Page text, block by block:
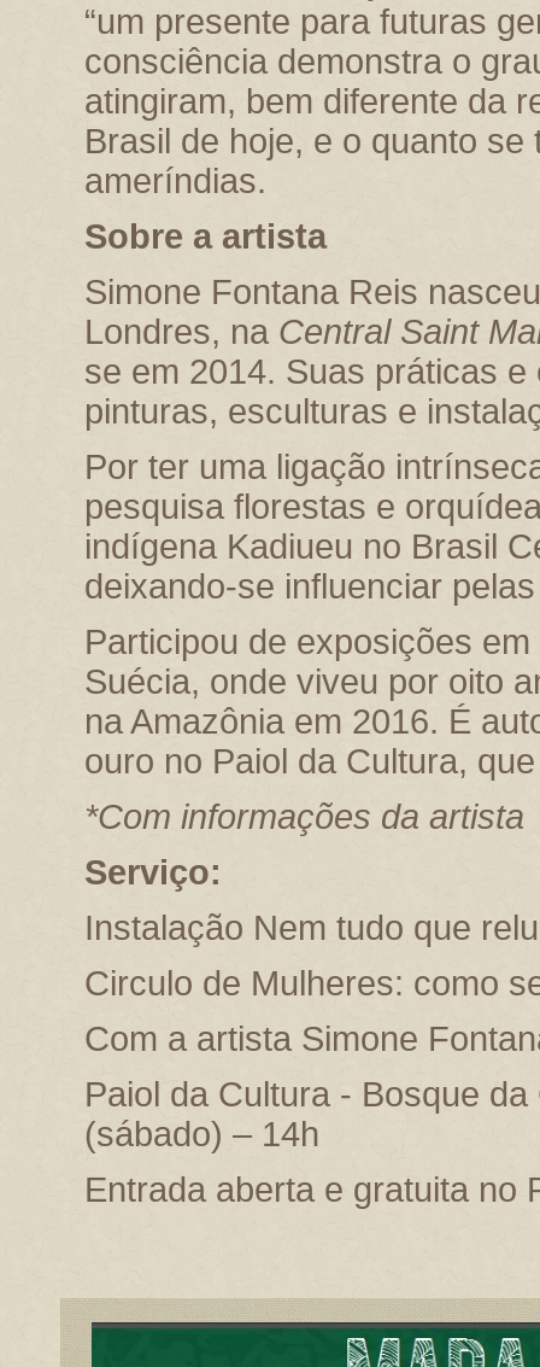
“um presente para futuras
consciência demonstra o
atingiram, bem diferente da
Brasil de hoje, e o quanto
ameríndias.
Sobre a artista
Simone Fontana Reis
Londres, na Central Saint
se em 2014. Suas práticas
pinturas, esculturas e
Por ter uma ligação
pesquisa florestas e
indígena Kadiueu no Brasil
deixando-se influenciar
Participou de exposições
Suécia, onde viveu por oito
na Amazônia em 2016. É
ouro no Paiol da Cultura,
*Com informações da artista
Serviço:
Instalação Nem tudo que
Circulo de Mulheres: como
Com a artista Simone
Paiol da Cultura - Bosque
(sábado) – 14h
Entrada aberta e gratuita no